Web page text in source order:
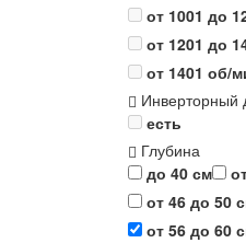
от 1001 до
от 1201 до
от 1401 об/
Инверторный
есть
Глубина
до 40 см
от 46 до 50
от 56 до 60